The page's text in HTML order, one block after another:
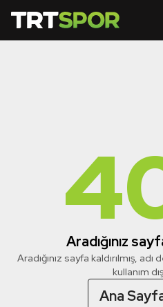
Aradığınız
Aradığınız sayfa kaldırılmış,
kullanım
Ana